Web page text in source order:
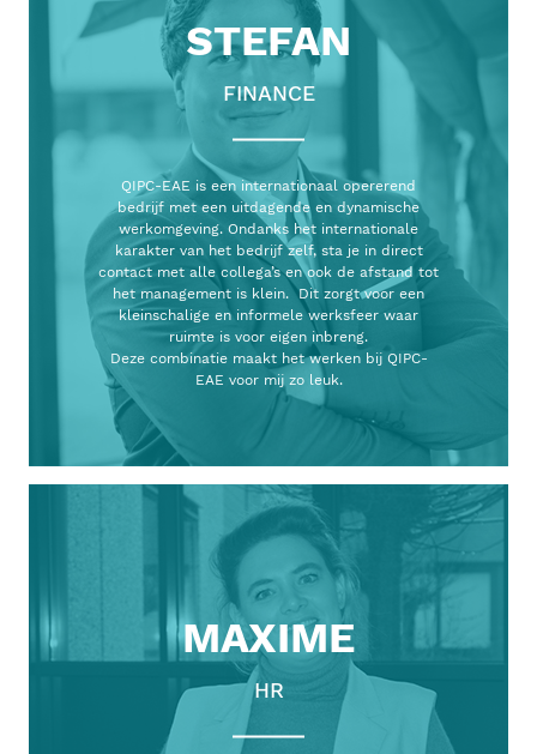
STEFAN
FINANCE
QIPC-EAE is een internationaal opererend
bedrijf met een uitdagende en dynamische
werkomgeving. Ondanks het internationale
karakter van het bedrijf zelf, sta je in direct
contact met alle collega’s en ook de afstand tot
het management is klein. Dit zorgt voor een
kleinschalige en informele werksfeer waar
ruimte is voor eigen inbreng.
Deze combinatie maakt het werken bij QIPC-
EAE voor mij zo leuk.
MAXIME
HR